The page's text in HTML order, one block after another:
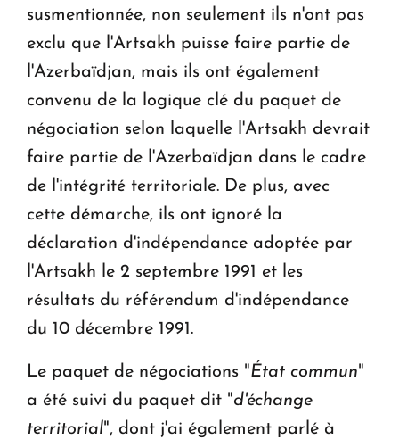
susmentionnée, non seulement ils n'ont pas
exclu que l'Artsakh puisse faire partie de
l'Azerbaïdjan, mais ils ont également
convenu de la logique clé du paquet de
négociation selon laquelle l'Artsakh devrait
faire partie de l'Azerbaïdjan dans le cadre
de l'intégrité territoriale. De plus, avec
cette démarche, ils ont ignoré la
déclaration d'indépendance adoptée par
l'Artsakh le 2 septembre 1991 et les
résultats du référendum d'indépendance
du 10 décembre 1991.
Le paquet de négociations "État commun"
a été suivi du paquet dit "d'échange
territorial", dont j'ai également parlé à